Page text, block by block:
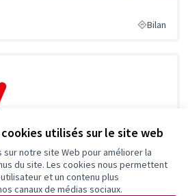
utilisés sur le site web
notre site Web pour améliorer la
du site. Les cookies nous permettent
et un contenu plus
canaux de médias sociaux.
Bilan